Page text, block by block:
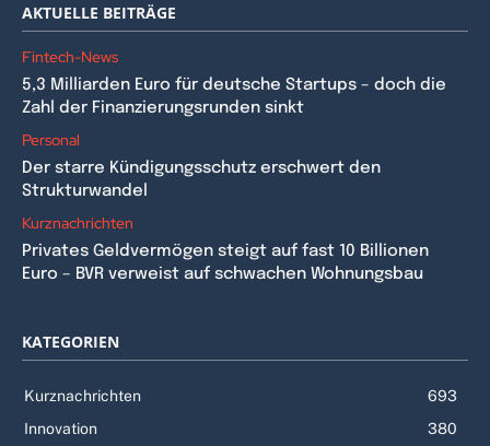
AKTUELLE BEITRÄGE
Fintech-News
5,3 Milliarden Euro für deutsche Startups – doch die
Zahl der Finanzierungsrunden sinkt
Personal
Der starre Kündigungsschutz erschwert den
Strukturwandel
Kurznachrichten
Privates Geldvermögen steigt auf fast 10 Billionen
Euro – BVR verweist auf schwachen Wohnungsbau
KATEGORIEN
Kurznachrichten
693
Innovation
380